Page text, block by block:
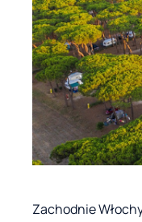
Zachodnie